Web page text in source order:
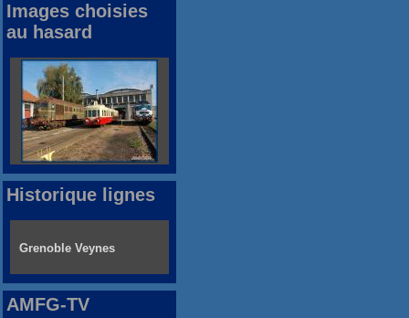
Images choisies
au hasard
Historique lignes
Grenoble Veynes
AMFG-TV